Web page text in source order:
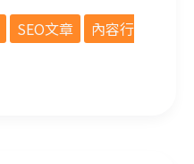
SEO文章
內容行